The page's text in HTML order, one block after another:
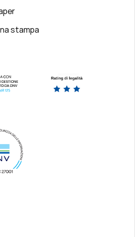
stampa